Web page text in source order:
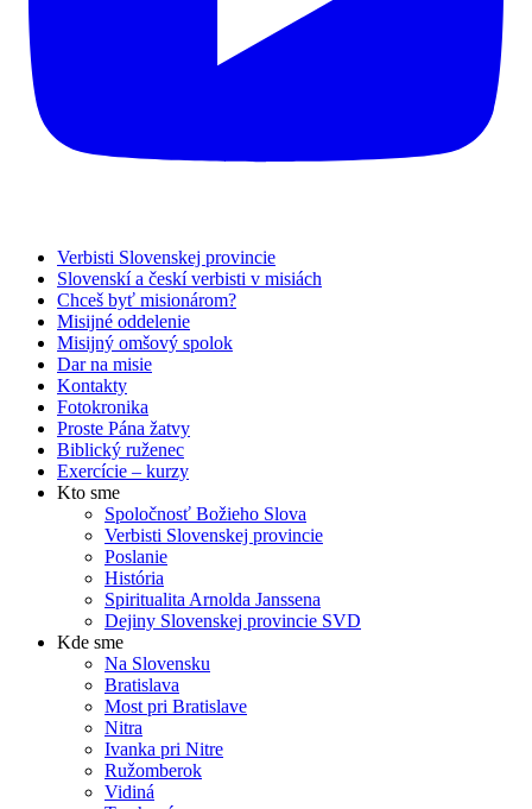
Verbisti Slovenskej provincie
Slovenskí a českí verbisti v misiách
Chceš byť misionárom?
Misijné oddelenie
Misijný omšový spolok
Dar na misie
Kontakty
Fotokronika
Proste Pána žatvy
Biblický ruženec
Exercície – kurzy
Kto sme
Spoločnosť Božieho Slova
Verbisti Slovenskej provincie
Poslanie
História
Spiritualita Arnolda Janssena
Dejiny Slovenskej provincie SVD
Kde sme
Na Slovensku
Bratislava
Most pri Bratislave
Nitra
Ivanka pri Nitre
Ružomberok
Vidiná